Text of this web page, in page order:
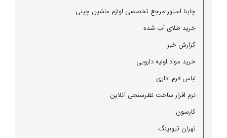
چاینا استور-مرجع تخصصی لوازم ماشین چینی
خرید طلای آب شده
گزارش خبر
خرید مواد اولیه دارویی
لباس فرم اداری
نرم افزار ساخت نظرسنجی آنلاین
كارسون
تهران تیونینگ